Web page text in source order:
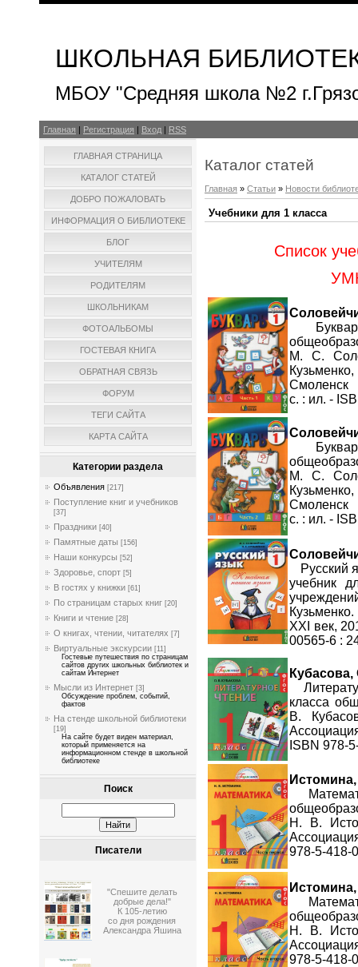
ШКОЛЬНАЯ
МБОУ "Средняя школа №2
Главная Регистрация Вход RSS
ГЛАВНАЯ СТРАНИЦА
КАТАЛОГ СТАТЕЙ
ДОБРО ПОЖАЛОВАТЬ
ИНФОРМАЦИЯ О БИБЛИОТЕКЕ
БЛОГ
УЧИТЕЛЯМ
РОДИТЕЛЯМ
ШКОЛЬНИКАМ
ФОТОАЛЬБОМЫ
ГОСТЕВАЯ КНИГА
ОБРАТНАЯ СВЯЗЬ
ФОРУМ
ТЕГИ САЙТА
КАРТА САЙТА
Категории раздела
Объявления [217]
Поступление книг и учебников
[37]
Праздники [40]
Памятные даты [156]
Наши конкурсы [52]
Здоровье, спорт [5]
В гостях у книжки [61]
По страницам старых книг [20]
Книги и чтение [28]
О книгах, чтении, читателях [7]
Виртуальные экскурсии [11]
Гостевые путешествия по страницам
сайтов других школьных библиотек и
сайтам Интернет
Мысли из Интернет [3]
Обсуждение проблем, событий,
фактов
На стенде школьной библиотеки
[19]
На сайте будет виден материал,
который применяется на
информационном стенде в школьной
библиотеке
Поиск
Писатели
"Спешите делать
добрые дела!"
К 105-летию
со дня рождения
Александра Яшина
Каталог статей
Главная » Статьи » Новости
Учебники для 1 класса
Список
Букварь
М. С.
Смоленск
с. : ил. -
Букварь
М. С.
Смоленск
с. : ил. -
Русский
учебник
XXI век,
00565-6 :
Кубасова,
класса
В.
ISBN 978-
Н. В.
978-5-418-
Н. В.
978-5-418-